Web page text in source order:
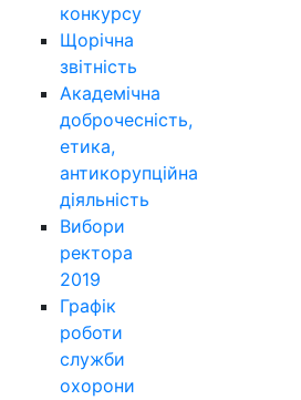
конкурсу
Щорічна
звітність
Академічна
доброчесність,
етика,
антикорупційна
діяльність
Вибори
ректора
2019
Графік
роботи
служби
охорони